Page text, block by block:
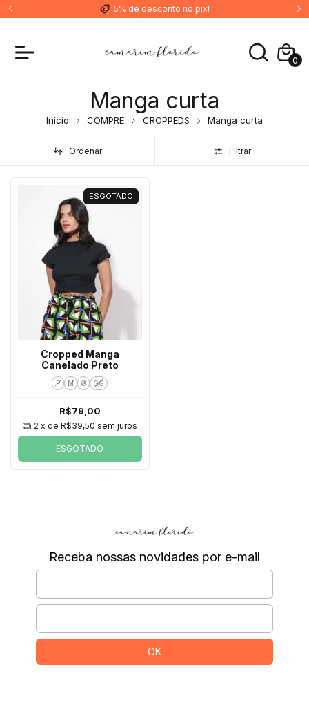
5% de desconto no pix!
0
Manga curta
Início COMPRE CROPPEDS Manga curta
Ordenar Filtrar
ESGOTADO
Cropped Manga
Canelado Preto
P M G GG
R$79,00
2 x de R$39,50 sem juros
ESGOTADO
Receba nossas novidades por e-mail